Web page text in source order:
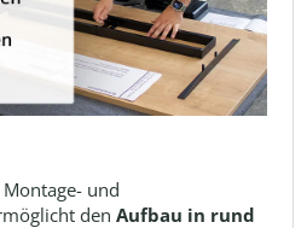
und
denAufbau in rund